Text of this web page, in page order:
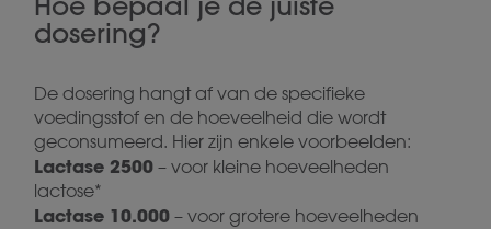
dosering?
De dosering hangt af van de specifieke
voedingsstof en de hoeveelheid die wordt
geconsumeerd. Hier zijn enkele voorbeelden:
Lactase 2500 – voor kleine hoeveelheden
lactose*
Lactase 10.000 – voor grotere hoeveelheden